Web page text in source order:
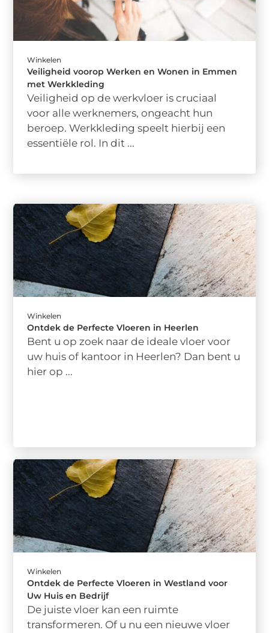
Winkelen
Veiligheid voorop Werken en Wonen in Emmen
met Werkkleding
Veiligheid op de werkvloer is cruciaal
voor alle werknemers, ongeacht hun
beroep. Werkkleding speelt hierbij een
essentiële rol. In dit ...
Winkelen
Ontdek de Perfecte Vloeren in Heerlen
Bent u op zoek naar de ideale vloer voor
uw huis of kantoor in Heerlen? Dan bent u
hier op ...
Winkelen
Ontdek de Perfecte Vloeren in Westland voor
Uw Huis en Bedrijf
De juiste vloer kan een ruimte
transformeren. Of u nu een nieuwe vloer